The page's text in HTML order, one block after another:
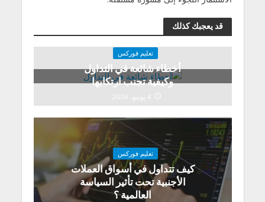
قد يعجبك كذلك
تعليم فوركس
أخطاء شائعة في التداول
وكیفیة تجنب ارتكابھا
4 يونيو، 2024
تعليم فوركس
كيف تتداول في أسواق العملات
الأجنبية تحت تأثير السياسة
العالمية ؟